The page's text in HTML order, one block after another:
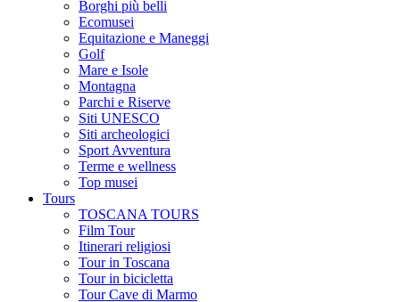
Borghi più belli
Ecomusei
Equitazione e Maneggi
Golf
Mare e Isole
Montagna
Parchi e Riserve
Siti UNESCO
Siti archeologici
Sport Avventura
Terme e wellness
Top musei
Tours
TOSCANA TOURS
Film Tour
Itinerari religiosi
Tour in Toscana
Tour in bicicletta
Tour Cave di Marmo